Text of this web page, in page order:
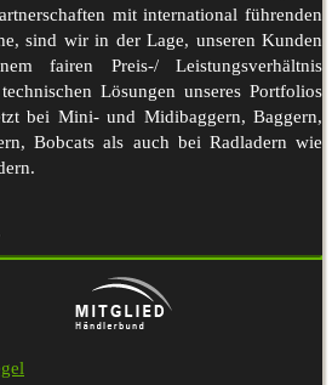
mit international führenden
sind wir in der Lage, unseren Kunden
fairen Preis-/ Leistungsverhältnis
Lösungen unseres Portfolios
bei Mini- und Midibaggern, Baggern,
Bobcats als auch bei Radladern wie